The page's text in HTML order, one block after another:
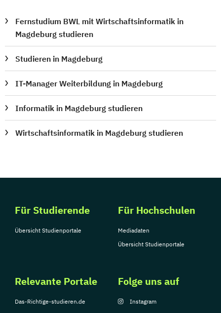
Fernstudium BWL mit Wirtschaftsinformatik in
Magdeburg studieren
Studieren in Magdeburg
IT-Manager Weiterbildung in Magdeburg
Informatik in Magdeburg studieren
Wirtschaftsinformatik in Magdeburg studieren
Für Studierende
Übersicht Studienportale
Für Hochschulen
Mediadaten
Übersicht Studienportale
Relevante Portale
Das-Richtige-studieren.de
Folge uns auf
Instagram